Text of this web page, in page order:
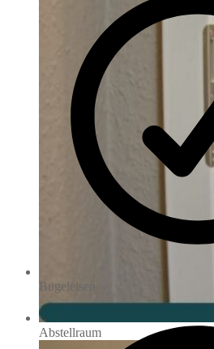
Abstellraum
Bügeleisen